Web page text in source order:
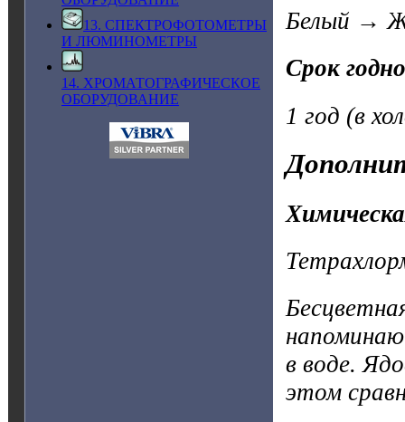
13. СПЕКТРОФОТОМЕТРЫ
И ЛЮМИНОМЕТРЫ
14. ХРОМАТОГРАФИЧЕСКОЕ
ОБОРУДОВАНИЕ
Белый →
Срок
1 год (в
в воде.
этом